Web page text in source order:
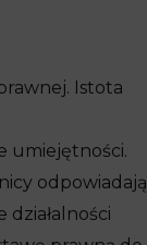
Istota
umiejętności.
odpowiadają
działalności